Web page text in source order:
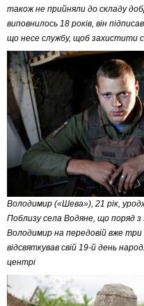
також не прийняли до складу
виповнилось 18 років, він
що несе службу, щоб захистити
Володимир («Шева»), 21 рік,
Поблизу села Водяне, що поряд з
Володимир на передовій вже три
відсвяткував свій 19-й день
центрі